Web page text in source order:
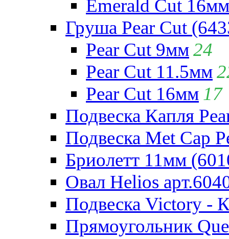
Emerald Cut 16мм
Груша Pear Cut
Pear Cut 9мм24
Pear Cut 11.5мм
Pear Cut 16мм 17
Подвеска Капля
Подвеска Met Cap
Бриолетт 11мм
Овал Helios
Подвеска Victory -
Прямоугольник